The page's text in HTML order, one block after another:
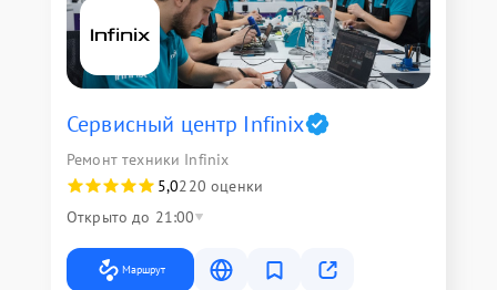
Сервисный центр Infinix
Ремонт техники Infinix
5,0220 оценки
Открыто до 21:00
Маршрут